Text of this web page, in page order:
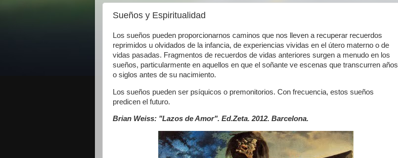
Sueños y Espiritualidad
Los sueños pueden proporcionarnos caminos que nos lleven a recuperar recuerdos
reprimidos u olvidados de la infancia, de experiencias vividas en el útero materno o de
vidas pasadas. Fragmentos de recuerdos de vidas anteriores surgen a menudo en los
sueños, particularmente en aquellos en que el soñante ve escenas que transcurren años
o siglos antes de su nacimiento.
Los sueños pueden ser psíquicos o premonitorios. Con frecuencia, estos sueños
predicen el futuro.
Brian Weiss: "Lazos de Amor". Ed.Zeta. 2012. Barcelona.